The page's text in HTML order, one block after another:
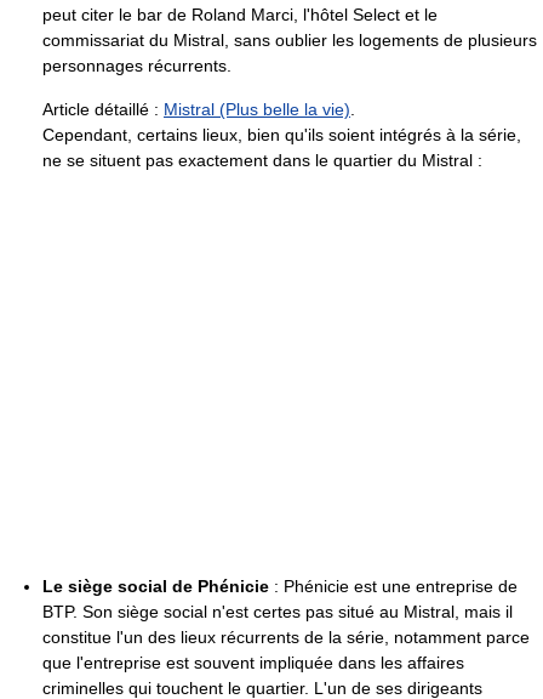
peut citer le bar de Roland Marci, l'hôtel Select et le
commissariat du Mistral, sans oublier les logements de plusieurs
personnages récurrents.
Article détaillé : Mistral (Plus belle la vie)
Cependant, certains lieux, bien qu'ils soient intégrés à la série,
ne se situent pas exactement dans le quartier du Mistral :
Le siège social de Phénicie : Phénicie est une entreprise de
BTP. Son siège social n'est certes pas situé au Mistral, mais il
constitue l'un des lieux récurrents de la série, notamment parce
que l'entreprise est souvent impliquée dans les affaires
criminelles qui touchent le quartier. L'un de ses dirigeants